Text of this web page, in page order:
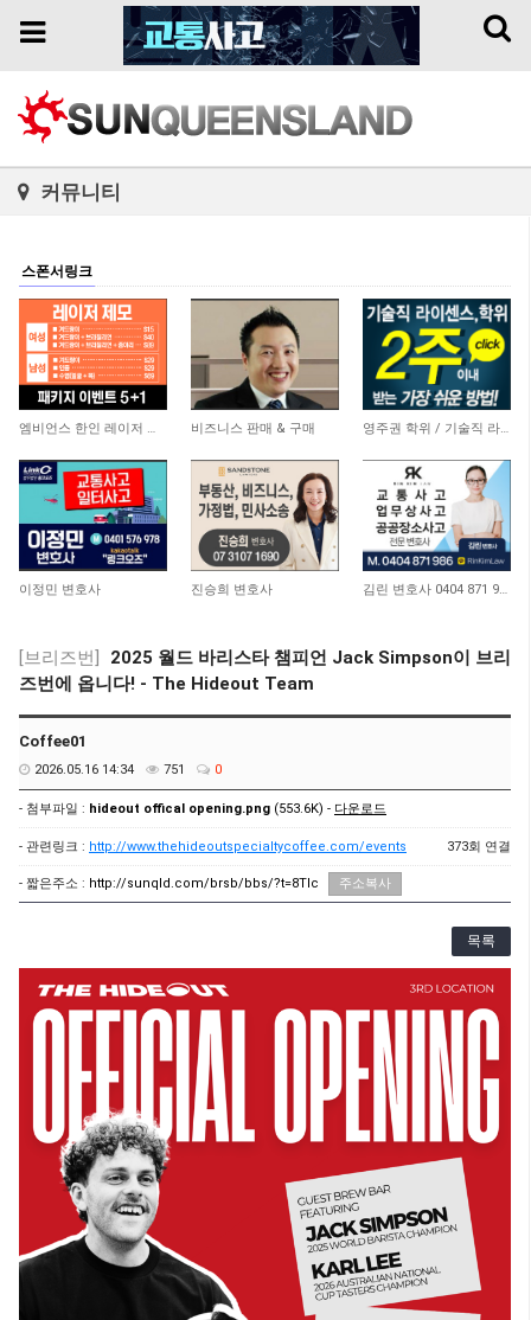
Toggle
Toggle
커뮤니티
스폰서링크
3,774 엠비언스 한인 레이저 클리닉 5,860
비즈니스 판매 & 구매 20,757 영주권 학위 / 기술직 라이센스 최소2주안에 받기! (요리, 페인팅, 용접, 차일드케어 등…
10,971
이정민 변호사 10,722
진승희 변호사 12,930 김린 변호사 0404 871 986
[브리즈번]
2025 월드 바리스타 챔피언 Jack Simpson이 브리
즈번에 옵니다! - The Hideout Team
Coffee01
2026.05.16 14:34 751 0
- 첨부파일 : hideout offical opening.png (553.6K) - 다운로드
- 관련링크 : http://www.thehideoutspecialtycoffee.com/events 373회 연결
- 짧은주소 : http://sunqld.com/brsb/bbs/?t=8TIc 주소복사
목록